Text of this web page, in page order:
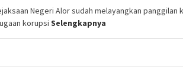
Negeri Alor sudah melayangkan panggilan
korupsi Selengkapnya